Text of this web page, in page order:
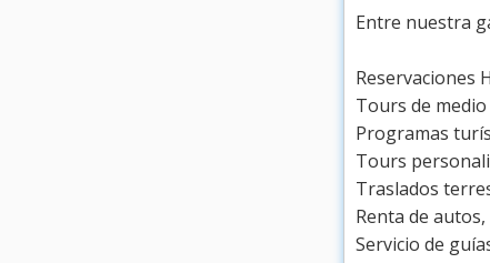
Entre nuestra
Reservaciones
Tours de
Programas
Tours
Traslados
Renta de
Servicio de